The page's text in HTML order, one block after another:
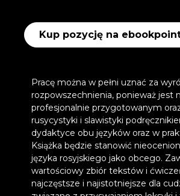
Kup pozycję na
Pracę można w pełni uznać za
rozpowszechnienia, ponieważ jest
profesjonalnie przygotowanym
rusycystyki i slawistyki
dydaktyce obu języków oraz w
Książka będzie stanowić
języka rosyjskiego jako obcego.
wartościowy zbiór tekstów i
najczęstsze i najistotniejsze dla